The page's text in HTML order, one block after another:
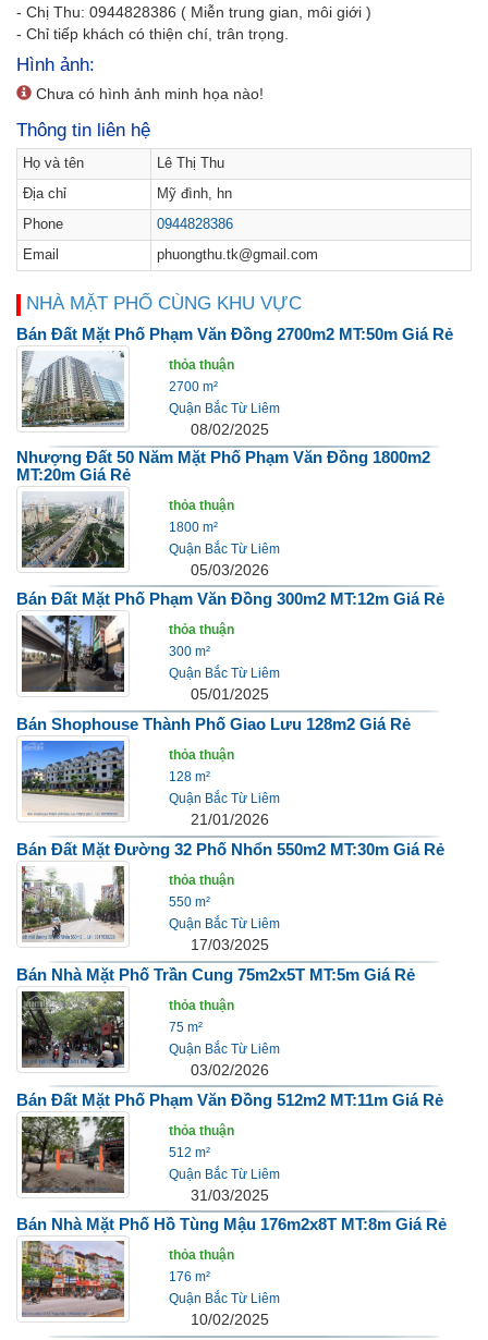
- Chị Thu: 0944828386 ( Miễn trung gian, môi giới )
- Chỉ tiếp khách có thiện chí, trân trọng.
Hình ảnh:
Chưa có hình ảnh minh họa nào!
Thông tin liên hệ
Họ và tên
Lê Thị Thu
Địa chỉ
Mỹ đình, hn
Phone
0944828386
Email
phuongthu.tk@gmail.com
NHÀ MẶT PHỐ CÙNG KHU VỰC
Bán Đất Mặt Phố Phạm Văn Đồng 2700m2 MT:50m Giá Rẻ
thỏa thuận
2700 m²
Quận Bắc Từ Liêm
08/02/2025
Nhượng Đất 50 Năm Mặt Phố Phạm Văn Đồng 1800m2
MT:20m Giá Rẻ
thỏa thuận
1800 m²
Quận Bắc Từ Liêm
05/03/2026
Bán Đất Mặt Phố Phạm Văn Đồng 300m2 MT:12m Giá Rẻ
thỏa thuận
300 m²
Quận Bắc Từ Liêm
05/01/2025
Bán Shophouse Thành Phố Giao Lưu 128m2 Giá Rẻ
thỏa thuận
128 m²
Quận Bắc Từ Liêm
21/01/2026
Bán Đất Mặt Đường 32 Phố Nhổn 550m2 MT:30m Giá Rẻ
thỏa thuận
550 m²
Quận Bắc Từ Liêm
17/03/2025
Bán Nhà Mặt Phố Trần Cung 75m2x5T MT:5m Giá Rẻ
thỏa thuận
75 m²
Quận Bắc Từ Liêm
03/02/2026
Bán Đất Mặt Phố Phạm Văn Đồng 512m2 MT:11m Giá Rẻ
thỏa thuận
512 m²
Quận Bắc Từ Liêm
31/03/2025
Bán Nhà Mặt Phố Hồ Tùng Mậu 176m2x8T MT:8m Giá Rẻ
thỏa thuận
176 m²
Quận Bắc Từ Liêm
10/02/2025